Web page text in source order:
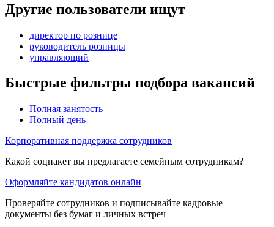
Другие пользователи ищут
директор по рознице
руководитель розницы
управляющий
Быстрые фильтры подбора вакансий
Полная занятость
Полный день
Корпоративная поддержка сотрудников
Какой соцпакет вы предлагаете семейным сотрудникам?
Оформляйте кандидатов онлайн
Проверяйте сотрудников и подписывайте кадровые
документы без бумаг и личных встреч